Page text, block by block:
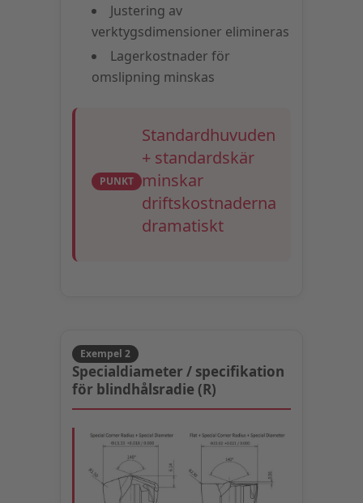
Justering av
verktygsdimensioner elimineras
Lagerkostnader för
omslipning minskas
PUNKT
Standardhuvuden
+ standardskär
minskar
driftskostnaderna
dramatiskt
Exempel 2
Specialdiameter / specifikation
för blindhålsradie (R)